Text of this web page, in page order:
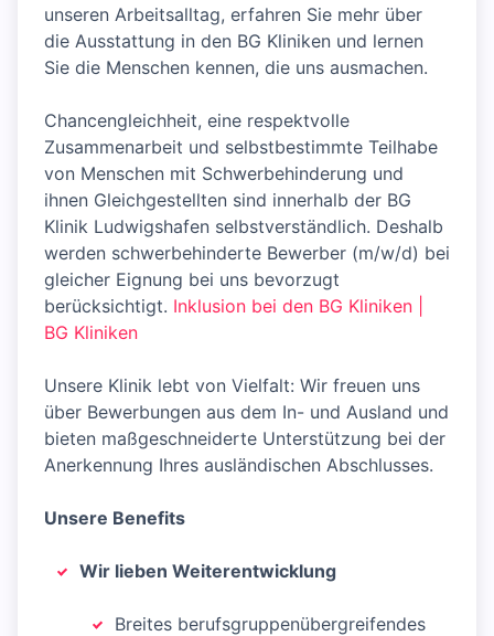
unseren Arbeitsalltag, erfahren Sie mehr über
die Ausstattung in den BG Kliniken und lernen
Sie die Menschen kennen, die uns ausmachen.
Chancengleichheit, eine respektvolle
Zusammenarbeit und selbstbestimmte Teilhabe
von Menschen mit Schwerbehinderung und
ihnen Gleichgestellten sind innerhalb der BG
Klinik Ludwigshafen selbstverständlich. Deshalb
werden schwerbehinderte Bewerber (m/w/d) bei
gleicher Eignung bei uns bevorzugt
berücksichtigt. Inklusion bei den BG Kliniken |
BG Kliniken
Unsere Klinik lebt von Vielfalt: Wir freuen uns
über Bewerbungen aus dem In- und Ausland und
bieten maßgeschneiderte Unterstützung bei der
Anerkennung Ihres ausländischen Abschlusses.
Unsere Benefits
Wir lieben Weiterentwicklung
Breites berufsgruppenübergreifendes